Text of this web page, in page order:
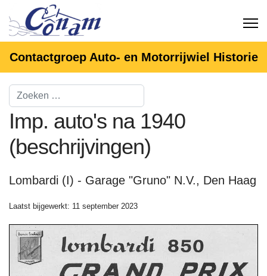
Contactgroep Auto- en Motorrijwiel Historie
Imp. auto's na 1940
(beschrijvingen)
Lombardi (I) - Garage "Gruno" N.V., Den Haag
Laatst bijgewerkt: 11 september 2023